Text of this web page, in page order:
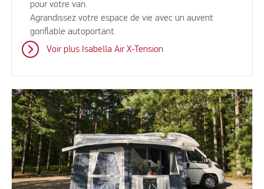
pour votre van.
Agrandissez votre espace de vie avec un auvent
gonflable autoportant
Voir plus Isabella Air X-Tension